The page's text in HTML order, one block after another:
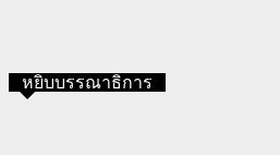
หยิบบรรณาธิการ